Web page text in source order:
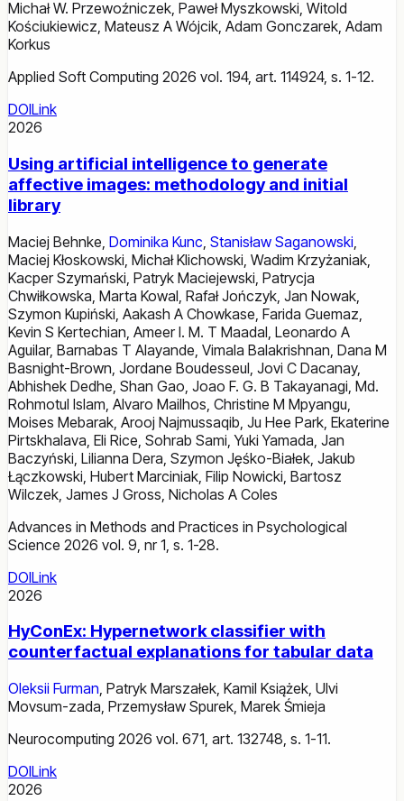
Michał W. Przewoźniczek, Paweł Myszkowski, Witold
Kościukiewicz, Mateusz A Wójcik, Adam Gonczarek, Adam
Korkus
Applied Soft Computing 2026 vol. 194, art. 114924, s. 1-12.
DOILink
2026
Using artificial intelligence to generate
affective images: methodology and initial
library
Maciej Behnke Dominika Kunc Stanisław Saganowski
Maciej Kłoskowski Michał Klichowski Wadim Krzyżaniak
Kacper Szymański Patryk Maciejewski Patrycja
Chwiłkowska Marta Kowal Rafał Jończyk Jan Nowak
Szymon Kupiński Aakash A Chowkase Farida Guemaz
Kevin S Kertechian Ameer I. M. T Maadal Leonardo A
Aguilar, Barnabas T Alayande Vimala Balakrishnan Dana M
Basnight-Brown Jordane Boudesseul Jovi C Dacanay,
Abhishek Dedhe Shan Gao Joao F. G. B Takayanagi Md.
Rohmotul Islam Alvaro Mailhos Christine M Mpyangu
Moises Mebarak Arooj Najmussaqib Ju Hee Park Ekaterine
Pirtskhalava Eli Rice Sohrab Sami ,Yuki Yamada Jan
Baczyński Lilianna Dera Szymon Jęśko-Białek Jakub
Łączkowski Hubert Marciniak Filip Nowicki Bartosz
Wilczek James J Gross Nicholas A Coles
Advances in Methods and Practices in Psychological
Science 2026 vol. 9, nr 1, s. 1-28.
DOILink
2026
HyConEx: Hypernetwork classifier with
counterfactual explanations for tabular data
Oleksii Furman, Patryk Marszałek, Kamil Książek, Ulvi
Movsum-zada, Przemysław Spurek, Marek Śmieja
Neurocomputing 2026 vol. 671, art. 132748, s. 1-11.
DOILink
2026